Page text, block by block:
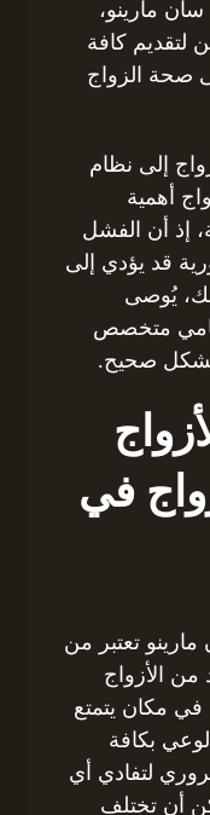
مارينو،
لتقديم كافة
صحة الزواج
إلى نظام
أهمية
إذ أن الفشل
قد يؤدي إلى
يُوصى
متخصص
بشكل صحيح.
في
تعتبر من
من الأزواج
في مكان يتمتع
بكافة
لتفادي أي
أن تختلف